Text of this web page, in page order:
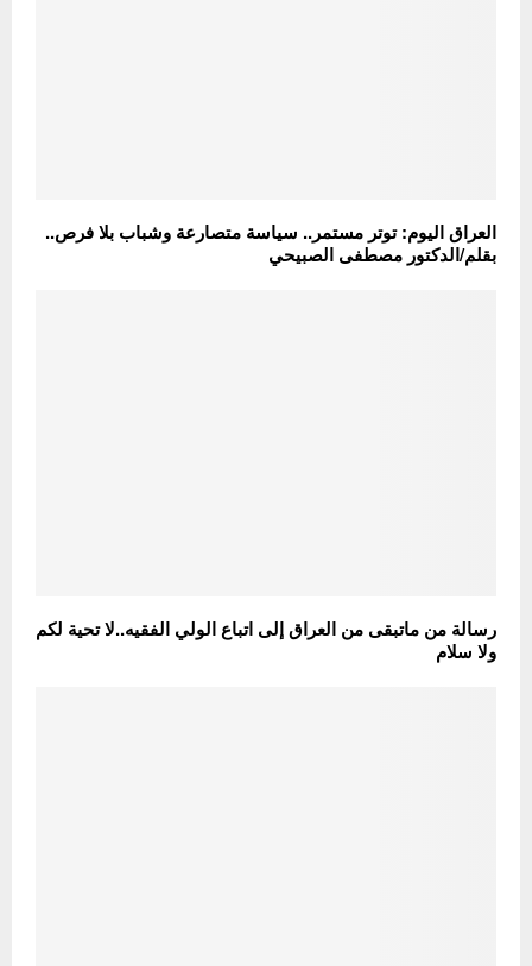
العراق اليوم: توتر مستمر.. سياسة متصارعة وشباب بلا فرص..
بقلم/الدكتور مصطفى الصبيحي
رسالة من ماتبقى من العراق إلى اتباع الولي الفقيه..لا تحية لكم
ولا سلام